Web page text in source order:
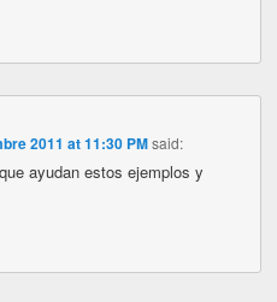
2011 at 11:30 PM said:
ayudan estos ejemplos y